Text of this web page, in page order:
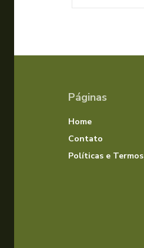
Páginas
Home
Contato
Políticas e